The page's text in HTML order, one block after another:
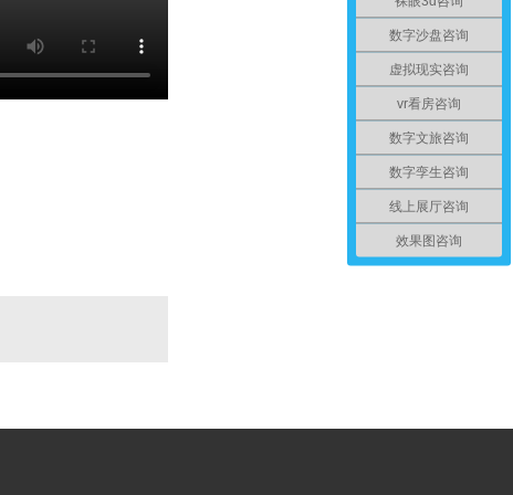
数字沙盘咨询
虚拟现实咨询
vr看房咨询
数字文旅咨询
数字孪生咨询
线上展厅咨询
效果图咨询